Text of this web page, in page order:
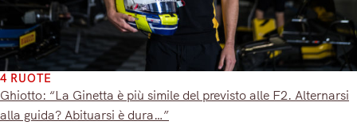
4 RUOTE
Ghiotto: “La Ginetta è più simile del previsto alle F2. Alternarsi
alla guida? Abituarsi è dura…”